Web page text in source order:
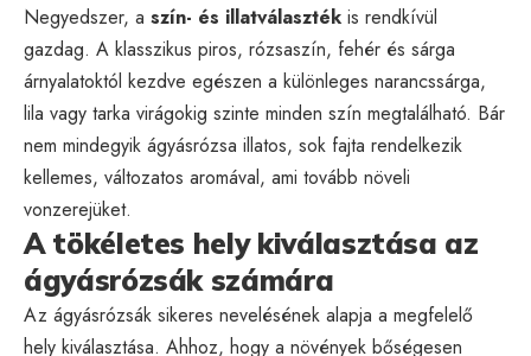
Negyedszer, a szín- és illatválaszték is rendkívül
gazdag. A klasszikus piros, rózsaszín, fehér és sárga
árnyalatoktól kezdve egészen a különleges narancssárga,
lila vagy tarka virágokig szinte minden szín megtalálható. Bár
nem mindegyik ágyásrózsa illatos, sok fajta rendelkezik
kellemes, változatos aromával, ami tovább növeli
vonzerejüket.
A tökéletes hely kiválasztása az
ágyásrózsák számára
Az ágyásrózsák sikeres nevelésének alapja a megfelelő
hely kiválasztása. Ahhoz, hogy a növények bőségesen